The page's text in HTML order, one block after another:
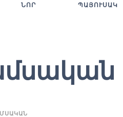
ՆՈՐ ՊԱՅՈՒՍԱԿ